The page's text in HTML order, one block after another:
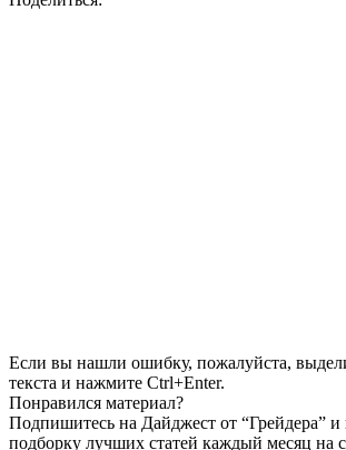
Если вы нашли ошибку, пожалуйста,
текста и нажмите Ctrl+Enter.
Понравился материал?
Подпишитесь на Дайджест от “Грейдера” и
подборку лучших статей каждый месяц на